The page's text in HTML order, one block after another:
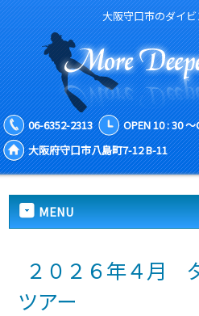
大阪守口市のダイ
06-6352-2313
OPEN 10 : 30
大阪府守口市八島町7-12 B-11
MENU
２０２６年４月
ツアー